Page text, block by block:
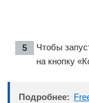
Чтобы
на кнопку
Подробнее: